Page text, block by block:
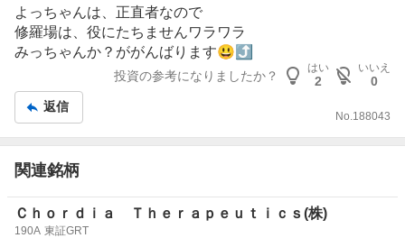
示
板
記
よっちゃんは、正直者なので
修羅場は、役にたちませんワラワラ
みっちゃんか？ががんばります😃⤴️
投資の参考になりましたか？
はい
2
いいえ
0
返信
No. 188043
関連銘柄
Ｃｈｏｒｄｉａ Ｔｈｅｒａｐｅｕｔｉｃｓ(株)
190A 東証GRT